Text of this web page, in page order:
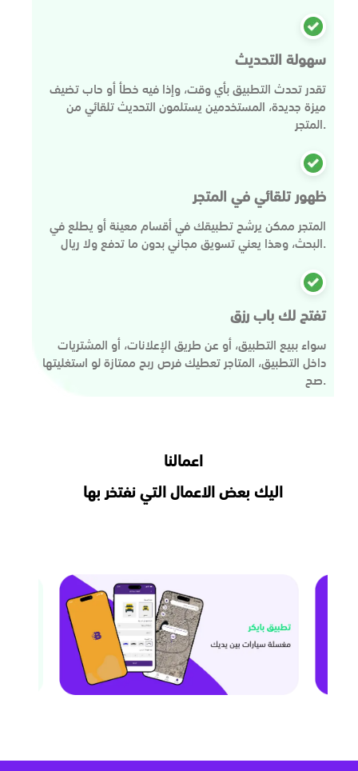
سهولة التحديث
تقدر تحدث التطبيق بأي وقت، وإذا فيه خطأ أو حاب تضيف
ميزة جديدة، المستخدمين يستلمون التحديث تلقائي من
المتجر.
ظهور تلقائي في المتجر
المتجر ممكن يرشح تطبيقك في أقسام معينة أو يطلع في
البحث، وهذا يعني تسويق مجاني بدون ما تدفع ولا ريال.
تفتح لك باب رزق
سواء ببيع التطبيق، أو عن طريق الإعلانات، أو المشتريات
داخل التطبيق، المتاجر تعطيك فرص ربح ممتازة لو استغليتها
صح.
اعمالنا
اليك بعض الاعمال التي نفتخر بها